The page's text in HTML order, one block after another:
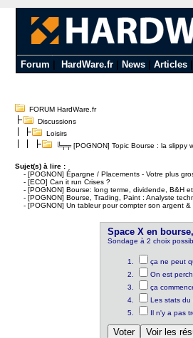
Forum HardWare.fr| News| Articles|
FORUM HardWare.fr
Discussions
Loisirs
╚╤╤ [POGNON] Topic Bourse : la slippy
Sujet(s) à lire :
-[POGNON] Épargne / Placements - Votre plus
-[ECO] Can it run Crises ?
-[POGNON] Bourse: long terme, dividende, B&H
-[POGNON] Bourse, Trading, Paint : Analyste
-[POGNON] Un tableur pour compter son argent &
Space X en
Sondage à 2 choix
ça ne peut
On est
ça
Les stats du
Il n'y a pas